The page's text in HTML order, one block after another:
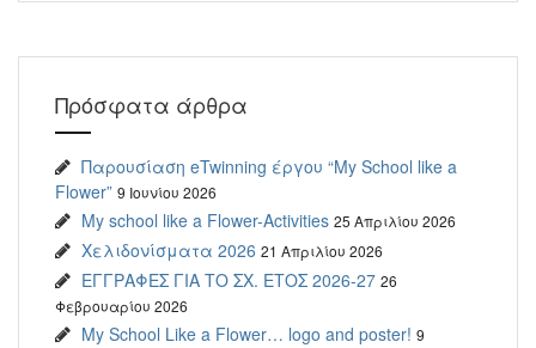
Πρόσφατα άρθρα
Παρουσίαση eTwinning έργου “My School like a
Flower” 9 Ιουνίου 2026
My school like a Flower-Activities 25 Απριλίου 2026
Χελιδονίσματα 2026 21 Απριλίου 2026
ΕΓΓΡΑΦΕΣ ΓΙΑ ΤΟ ΣΧ. ΕΤΟΣ 2026-27 26
Φεβρουαρίου 2026
My School Like a Flower… logo and poster! 9